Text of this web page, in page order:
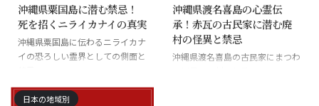
沖縄県粟国島に潜む禁忌！
死を招くニライカナイの真実
沖縄県粟国島に伝わるニライカナ
イの恐ろしい霊界としての側面と
沖縄県渡名喜島の心霊伝
承！赤瓦の古民家に潜む廃
村の怪異と禁忌
沖縄県渡名喜島の古民家にまつわ
日本の地域別